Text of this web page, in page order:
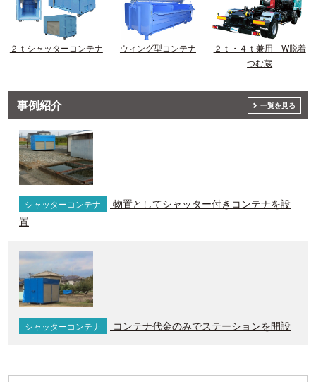
２ｔシャッターコンテナ ウィング型コンテナ
２ｔ・４ｔ兼用 W脱着
つむ蔵
事例紹介 一覧を見る
シャッターコンテナ
物置としてシャッター付きコンテナを設
置
シャッターコンテナ コンテナ代金のみでステーションを開設